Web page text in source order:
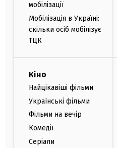
мобілізації
Мобілізація в Україні:
скільки осіб мобілізує
ТЦК
Кіно
Найцікавіші фільми
Українські фільми
Фільми на вечір
Комедії
Серіали